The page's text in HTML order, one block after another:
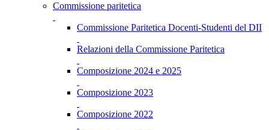
Commissione paritetica
Commissione Paritetica Docenti-Studenti del DII
Relazioni della Commissione Paritetica
Composizione 2024 e 2025
Composizione 2023
Composizione 2022